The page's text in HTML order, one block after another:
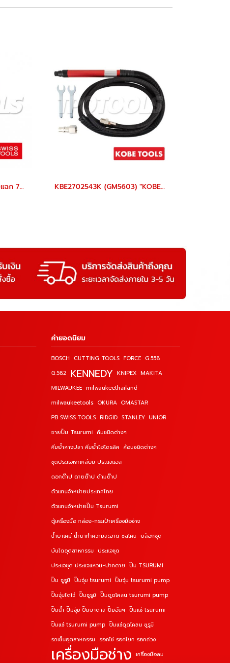
PB8250CBB ไขควงชุดแบน-แฉก 7 ตัวชุด+กล่องกระดาษรุ่นใหม่ PB SWISS TOOLS KBE2702543K (GM5603) "KOBE" ชุดเครื่องเจียร์ลม 3 มม. 56000 รอบ AIR MICRO AIR DIE GRINDER 3 MM. "KOBETOOLS" สินค้าประเทศอังกฤษ
คำยอดนิยม
BOSCH CUTTING TOOLS FORCE G.558
G.582 KENNEDY KNIPEX MAKITA
MILWAUKEE milwaukeethailand
milwaukeetools OKURA OMASTAR
PB SWISS TOOLS RIDGID STANLEY UNIOR
ขายปั๊ม Tsurumi คีมชนิดต่างๆ
คีมย้ำหางปลา คีมย้ำไฮโดรลิค ค้อนชนิดต่างๆ
ชุดประแจหกเหลี่ยม ประแจแอล
ดอกต๊าป ดายต๊าป ด้ามต๊าป
ตัวแทนจำหน่ายประเทศไทย
ตัวแทนจำหน่ายปั๊ม Tsurumi
ตู้เครื่องมือ กล่อง-กระเป๋าเครื่องมือช่าง
น้ำยาเคมี น้ำยาทำความสะอาด ซิลิโคน บล็อกชุด
บันไดอุตสาหกรรม ประแจชุด
ประแจชุด ประแจแหวน-ปากตาย ปั๊ม TSURUMI
ปั๊ม ซูรูมิ ปั๊มจุ่ม tsurumi ปั๊มจุ่ม tsurumi pump
ปั๊มจุ่มไดโว่ ปั๊มซูรูมิ ปั๊มดูดโคลน tsurumi pump
ปั๊มน้ำ ปั๊มจุ่ม ปั๊มบาดาล ปั๊มอื่นๆ ปั๊มแช่ tsurumi
ปั๊มแช่ tsurumi pump ปั๊มแช่ดูดโคลน ซูรูมิ
รถเข็นอุตสาหกรรม รอกโซ่ รอกโยก รอกถ่วง
เครื่องมือช่าง เครื่องมือลม